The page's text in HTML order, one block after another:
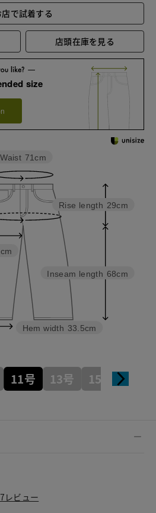
店で試着する
店頭在庫を見る
size
Inseam length 68cm
Rise length 29cm
Hem width 33.5cm
Waist 71cm
11号 13号 15号
レビュー